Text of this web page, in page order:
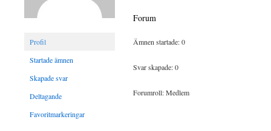
Profil
Startade ämnen
Skapade svar
Deltagande
Favoritmarkeringar
Forum
Ämnen startade: 0
Svar skapade: 0
Forumroll: Medlem